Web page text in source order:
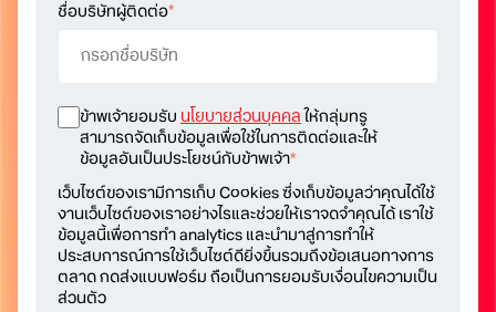
ชื่อบริษัทผู้ติดต่อ*
ข้าพเจ้ายอมรับนโยบายส่วนบุคคลให้กลุ่มทรู
สามารถจัดเก็บข้อมูลเพื่อใช้ในการติดต่อและให้
ข้อมูลอันเป็นประโยชน์กับข้าพเจ้า*
เว็บไซต์ของเรามีการเก็บ Cookies ซึ่งเก็บข้อมูลว่าคุณได้ใช้
งานเว็บไซต์ของเราอย่างไรและช่วยให้เราจดจำคุณได้ เราใช้
ข้อมูลนี้เพื่อการทำ analytics และนำมาสู่การทำให้
ประสบการณ์การใช้เว็บไซต์ดียิ่งขึ้นรวมถึงข้อเสนอทางการ
ตลาด กดส่งแบบฟอร์ม ถือเป็นการยอมรับเงื่อนไขความเป็น
ส่วนตัว